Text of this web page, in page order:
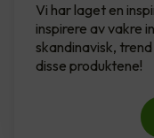
Vi har laget en
inspirere av vakre
skandinavisk,
disse produktene!